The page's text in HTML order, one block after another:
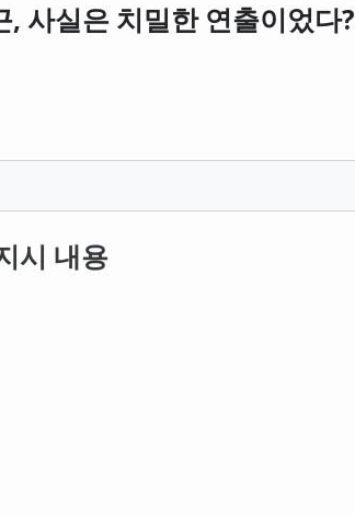
사실은 치밀한 연출이었다?
시 내용